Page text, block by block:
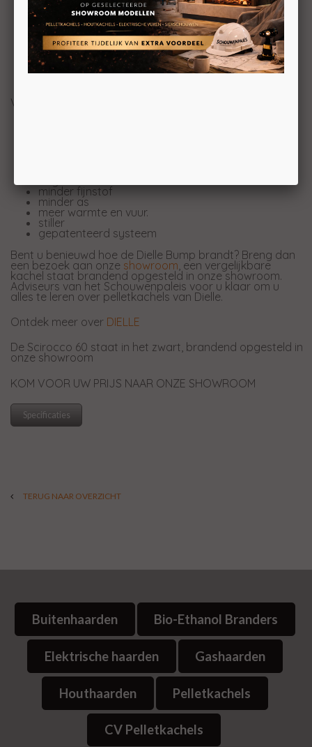
VOORBEREIDING VAN DE BOVENSTE OF
ACHTERSTE ROOKGASUITLAAT
GERICHTE LUCHTUITLAAT VINNEN
GIETIJZEREN VERBRANDINGSKAMER
HERMETISCHE OVEN
GESCHILDERDE STALEN ZIJKANTEN
GEPATENTEERDE DIELLE BRANDER
Voordelen van een Dielle pelletkachel:
minder fijnstof
minder as
meer warmte en vuur.
stiller
gepatenteerd systeem
Bent u benieuwd hoe de Dielle Bump brandt? Breng dan
een bezoek aan onze showroom , een vergelijkbare
kachel staat brandend opgesteld in onze showroom.
Adviseurs van het Schouwenpaleis voor u klaar om u
alles te leren over pelletkachels van Dielle.
Ontdek meer over DIELLE
De Scirocco 60 staat in het zwart, brandend opgesteld in
onze showroom
KOM VOOR UW PRIJS NAAR ONZE SHOWROOM
Specificaties
TERUG NAAR OVERZICHT
Buitenhaarden Bio-Ethanol Branders
Elektrische haarden Gashaarden
Houthaarden Pelletkachels
CV Pelletkachels